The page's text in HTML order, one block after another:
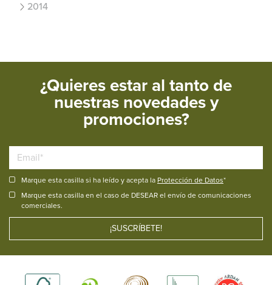
2014
¿Quieres estar al tanto de
nuestras novedades y
promociones?
Marque esta casilla si ha leído y acepta la Protección de Datos*
Marque esta casilla en el caso de DESEAR el envío de comunicaciones
comerciales.